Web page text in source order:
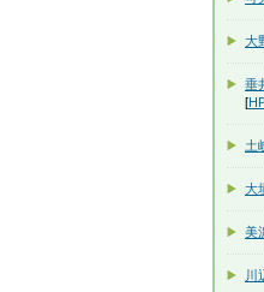
大
垂
[
土
大
美
川